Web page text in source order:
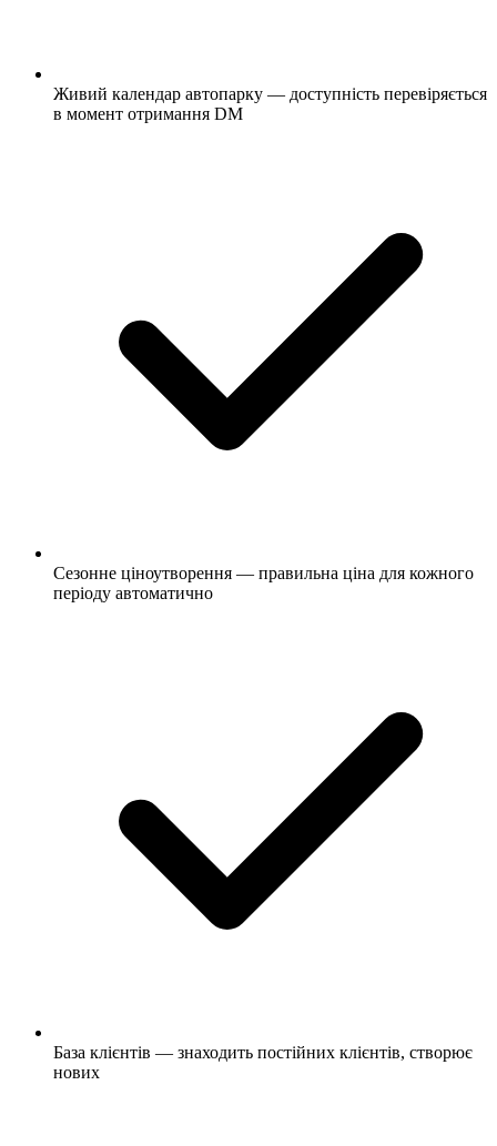
Живий календар автопарку — доступність перевіряється
в момент отримання DM
Сезонне ціноутворення — правильна ціна для кожного
періоду автоматично
База клієнтів — знаходить постійних клієнтів, створює
нових